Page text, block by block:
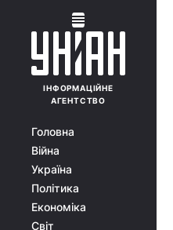
ІНФОРМАЦІЙНЕ
АГЕНТСТВО
Головна
Війна
Україна
Політика
Економіка
Світ